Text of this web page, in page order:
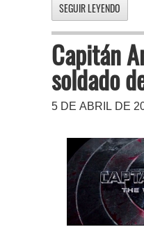
SEGUIR LEYENDO
Capitán
soldado
5 DE ABRIL DE